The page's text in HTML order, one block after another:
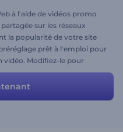
à l'aide de vidéos promo
sur les réseaux
la popularité de votre site
prêt à l'emploi pour
vidéo. Modifiez-le pour
aperçu.